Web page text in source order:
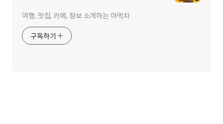
여행, 맛집, 카페, 정보 소개하는 야먹자
구독하기